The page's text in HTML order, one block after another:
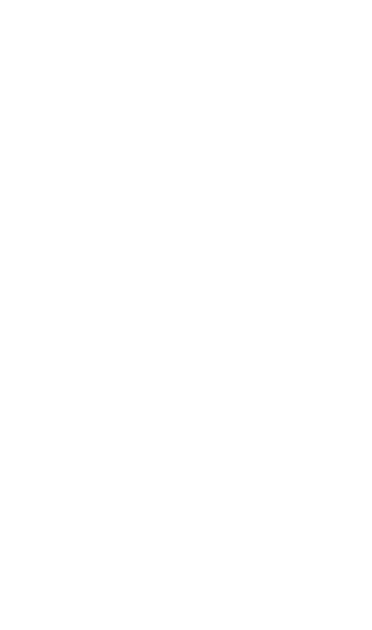
portfoliem.
Více informací se dozvíte na stránkách